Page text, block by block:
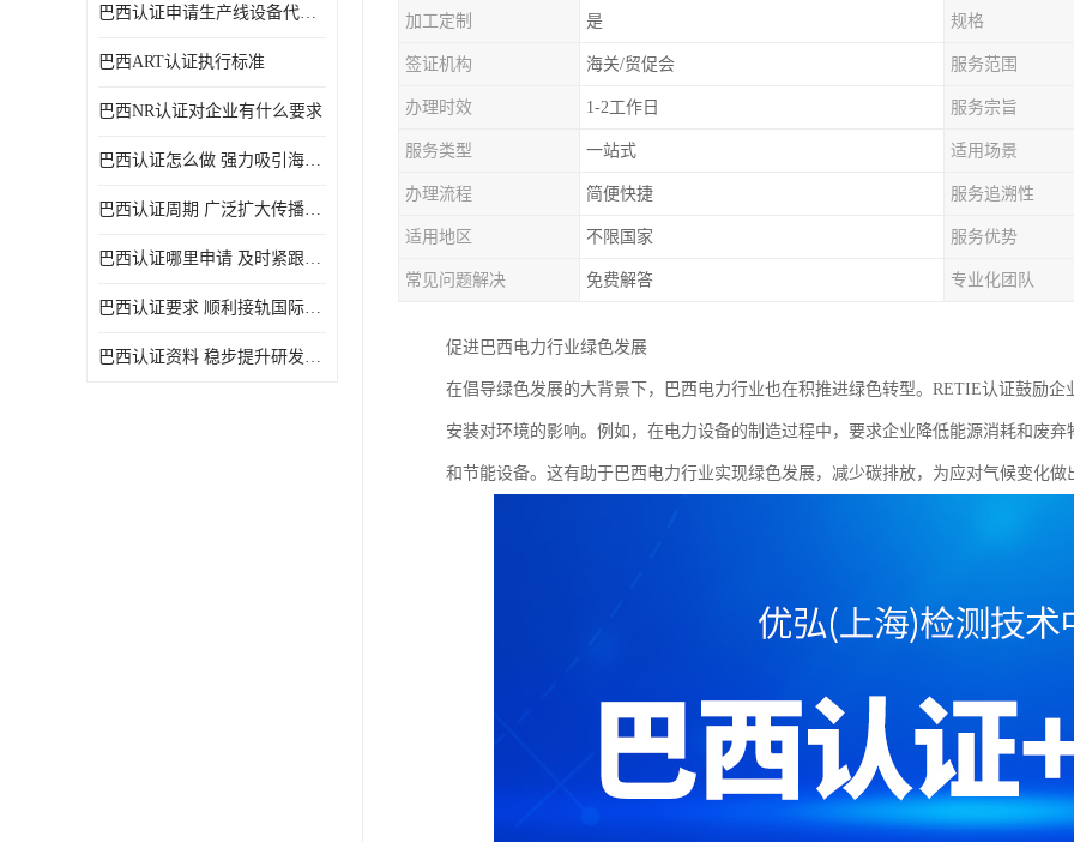
巴西认证申请生产线设备代理机构选择
巴西ART认证执行标准
巴西NR认证对企业有什么要求
巴西认证怎么做 强力吸引海外投资
巴西认证周期 广泛扩大传播范围
巴西认证哪里申请 及时紧跟法规变化
巴西认证要求 顺利接轨国际规范
巴西认证资料 稳步提升研发能力
加工定制 是 规格
签证机构 海关/贸促会 服务范围
办理时效 1-2工作日 服务宗旨
服务类型 一站式 适用场景
办理流程 简便快捷 服务追溯性
适用地区 不限国家 服务优势
常见问题解决 免费解答 专业化团队
促进巴西电力行业绿色发展
在倡导绿色发展的大背景下，巴西电力行业也在积推进绿色转型。RETIE认证鼓励
安装对环境的影响。例如，在电力设备的制造过程中，要求企业降低能源消耗和废
和节能设备。这有助于巴西电力行业实现绿色发展，减少碳排放，为应对气候变化做